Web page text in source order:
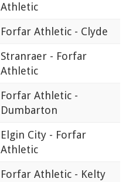
Athletic
Forfar Athletic - Clyde
Stranraer - Forfar
Athletic
Forfar Athletic -
Dumbarton
Elgin City - Forfar
Athletic
Forfar Athletic - Kelty